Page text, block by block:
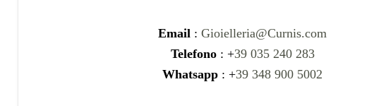
Email : Gioielleria@Curnis.com
Telefono: +39 035 240 283
Whatsapp : +39 348 900 5002